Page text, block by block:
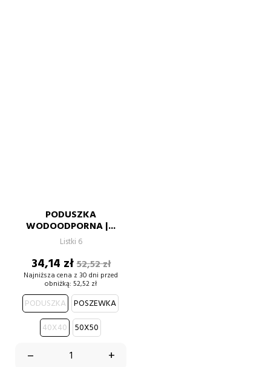
PODUSZKA
WODOODPORNA |...
Listki 6
Cena
34,14 złCena
podstawowa
52,52 zł
Najniższa cena z 30 dni przed
obniżką: 52,52 zł
PODUSZKA
POSZEWKA
40X40
50X50
– +